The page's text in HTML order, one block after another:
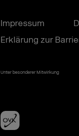
Impressum
Erklärung zur
Unter besonderer Mitwirkung